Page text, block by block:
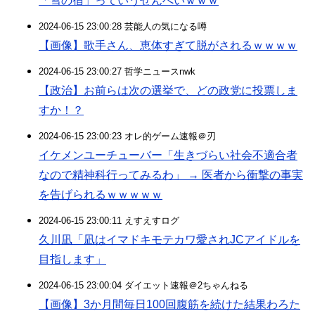
2024-06-15 23:00:28 芸能人の気になる噂
【画像】歌手さん、恵体すぎて脱がされるｗｗｗｗ
2024-06-15 23:00:27 哲学ニュースnwk
【政治】お前らは次の選挙で、どの政党に投票しま
すか！？
2024-06-15 23:00:23 オレ的ゲーム速報＠刃
イケメンユーチューバー「生きづらい社会不適合者
なので精神科行ってみるわ」 → 医者から衝撃の事実
を告げられるｗｗｗｗｗ
2024-06-15 23:00:11 えすえすログ
久川凪「凪はイマドキモテカワ愛されJCアイドルを
目指します」
2024-06-15 23:00:04 ダイエット速報＠2ちゃんねる
【画像】3か月間毎日100回腹筋を続けた結果わろた